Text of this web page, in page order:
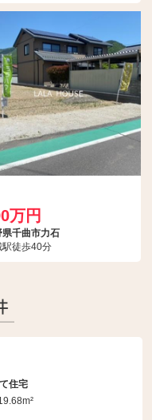
万円
県千曲市力石
駅徒歩40分
住宅